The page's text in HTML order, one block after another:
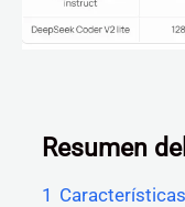
Resumen
1